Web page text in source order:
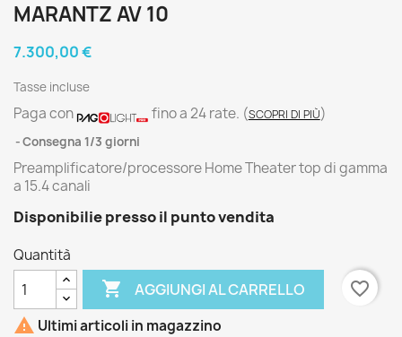
MARANTZ AV 10
7.300,00 €
Tasse incluse
Paga con fino a 24 rate. (SCOPRI DI PIÙ)
Consegna 1/3 giorni
Preamplificatore/processore Home Theater top di gamma
a 15.4 canali
Disponibilie presso il punto vendita
Quantità
 AGGIUNGI AL CARRELLO
favorite_border
 Ultimi articoli in magazzino